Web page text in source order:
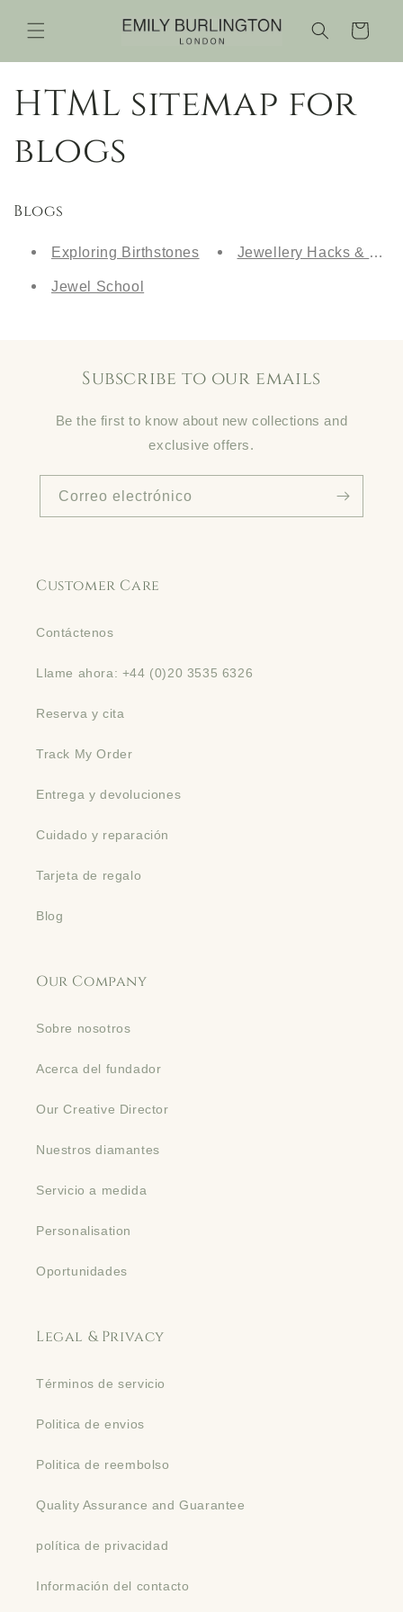
directamente
al contenido
Carrito
HTML sitemap for
blogs
Blogs
Exploring Birthstones
Jewel School
Jewellery Hacks &
Subscribe to our emails
Be the first to know about new collections and
exclusive offers.
Correo electrónico
Customer Care
Contáctenos
Llame ahora: +44 (0)20 3535 6326
Reserva y cita
Track My Order
Entrega y devoluciones
Cuidado y reparación
Tarjeta de regalo
Blog
Our Company
Sobre nosotros
Acerca del fundador
Our Creative Director
Nuestros diamantes
Servicio a medida
Personalisation
Oportunidades
Legal & Privacy
Términos de servicio
Politica de envios
Politica de reembolso
Quality Assurance and Guarantee
política de privacidad
Información del contacto